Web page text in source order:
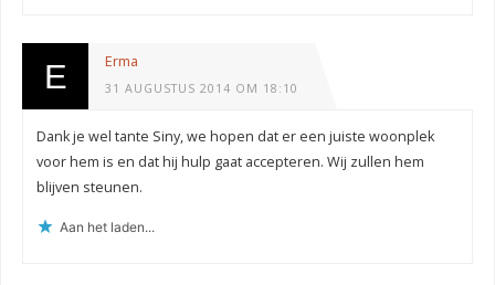
Erma
31 AUGUSTUS 2014 OM 18:10
Dank je wel tante Siny, we hopen dat er een juiste woonplek
voor hem is en dat hij hulp gaat accepteren. Wij zullen hem
blijven steunen.
Aan het laden...